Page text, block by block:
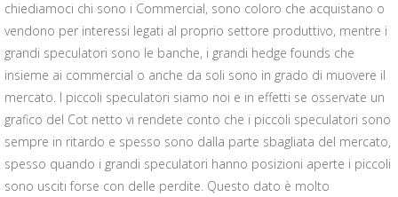
chiediamoci chi sono i Commercial, sono coloro che acquistano o
vendono per interessi legati al proprio settore produttivo, mentre i
grandi speculatori sono le banche, i grandi hedge founds che
insieme ai commercial o anche da soli sono in grado di muovere il
mercato. I piccoli speculatori siamo noi e in effetti se osservate un
grafico del Cot netto vi rendete conto che i piccoli speculatori sono
sempre in ritardo e spesso sono dalla parte sbagliata del mercato,
spesso quando i grandi speculatori hanno posizioni aperte i piccoli
sono usciti forse con delle perdite. Questo dato è molto